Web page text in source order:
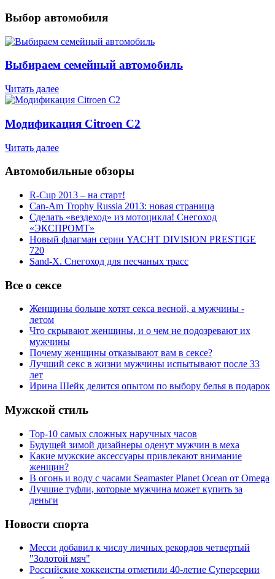
Выбор автомобиля
Выбираем семейный автомобиль
Читать далее
Модификация Citroen С2
Читать далее
Автомобильные обзоры
R-Cup 2013 – на старт!
Can-Am Trophy Russia 2013: новая страница
Сделать «вездеход» из мотоцикла! Снегоход
«ЭКСПРОМТ»
Новый флагман серии YACHT DIVISION PRESTIGE
720
Sand-X. Снегоход для песчаных трасс
Все о сексе
Женщины больше хотят секса весной, а мужчины -
летом
Что скрывают женщины, и о чем не подозревают их
мужчины
Почему женщины отказывают вам в сексе?
Лучший секс в жизни мужчины испытывают после 33
лет
Ирина Шейк делится опытом по выбору белья в подарок
Мужской стиль
Top-10 самых сложных наручных часов
Будущей зимой дизайнеры оденут мужчин в меха
Какие мужские аксессуары привлекают внимание
женщин?
В огонь и воду с часами Seamaster Planet Ocean от Omega
Лучшие туфли, которые мужчина может купить за
деньги
Новости спорта
Месси добавил к числу личных рекордов четвертый
"Золотой мяч"
Российские хоккеисты отметили 40-летие Суперсерии